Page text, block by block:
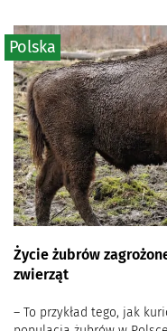
Życie żubrów
zwierząt
– To przykład tego, jak
Polska